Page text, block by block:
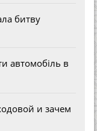
битву
автомобіль в
и зачем